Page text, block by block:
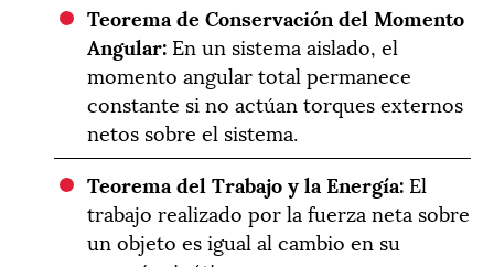
Teorema de Conservación del Momento
Angular: En un sistema aislado, el
momento angular total permanece
constante si no actúan torques externos
netos sobre el sistema.
Teorema del Trabajo y la Energía: El
trabajo realizado por la fuerza neta sobre
un objeto es igual al cambio en su